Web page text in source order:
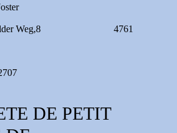
Weg,8 4761
DE PETIT